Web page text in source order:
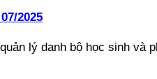
2025